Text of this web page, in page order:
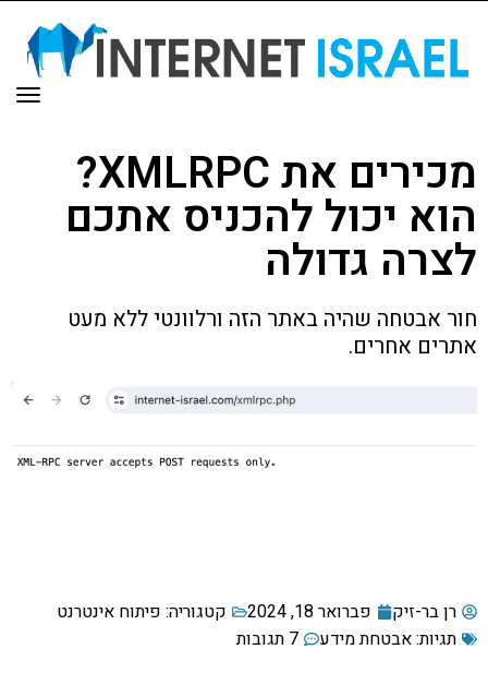
מכירים את XMLRPC?
הוא יכול להכניס אתכם
לצרה גדולה
חור אבטחה שהיה באתר הזה ורלוונטי ללא מעט
אתרים אחרים.
רן בר-זיק פברואר 18, 2024 קטגוריה: פיתוח אינטרנט
תגיות:אבטחת מידע
7 תגובות